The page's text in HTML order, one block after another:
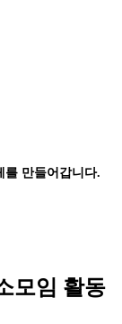
를 만들어갑니다.
모임 활동